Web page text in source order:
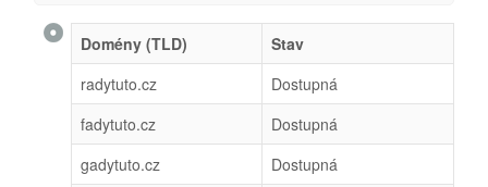
Domény (TLD)
Stav
radytuto.cz
Dostupná
fadytuto.cz
Dostupná
gadytuto.cz
Dostupná